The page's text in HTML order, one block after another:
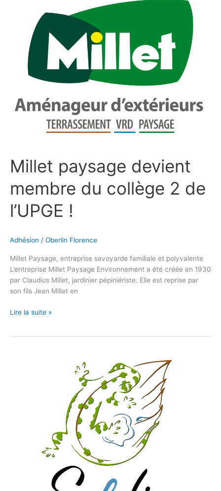
Millet paysage devient
membre du collège 2 de
l’UPGE !
Adhésion / Oberlin Florence
Millet Paysage, entreprise savoyarde familiale et polyvalente
L’entreprise Millet Paysage Environnement a été créée en 1930
par Claudius Millet, jardinier pépiniériste. Elle est reprise par
son fils Jean Millet en
membre
collège
Lire la suite »